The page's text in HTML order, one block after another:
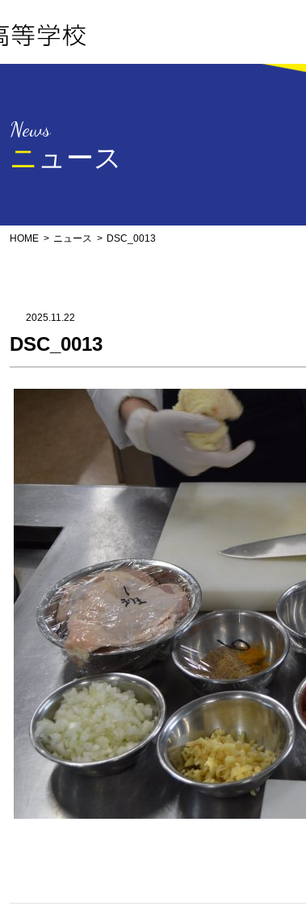
News
ニュース
HOME ニュース DSC_0013
2025.11.22
DSC_0013